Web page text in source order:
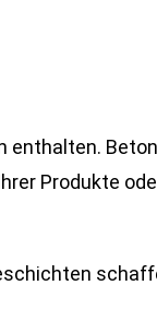
Produkte